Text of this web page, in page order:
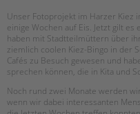
Schulbezogene Sozialarbeit
Tagesgruppen
HILFEN ZUR ERZIEHUNG
EINGLIEDERUNGSHILFE
Unser Fotoprojekt im Harzer Kiez
einige Wochen auf Eis. Jetzt gilt
haben mit Stadtteilmüttern über
ziemlich coolen Kiez-Bingo in der
Cafés zu Besuch gewesen und
sprechen können, die in Kita und
Noch rund zwei Monate werden
wenn wir dabei interessanten